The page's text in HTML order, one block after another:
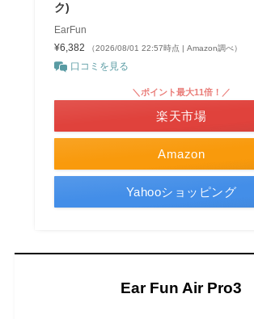
ク)
EarFun
¥6,382
（2026/08/01 22:57時点 | Amazon調べ）
口コミを見る
Amazon
＼ポイント最大11倍！／
楽天市場
Yahooショッピング
Ear Fun Air Pro3